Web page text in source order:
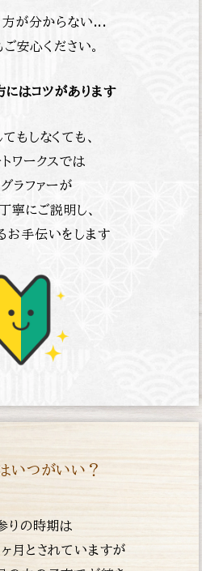
が分からない...
安心ください。
はコツがあります
もしなくても、
トワークスでは
グラファーが
寧にご説明し、
お手伝いをします
いつがいい？
りの時期は
月とされていますが